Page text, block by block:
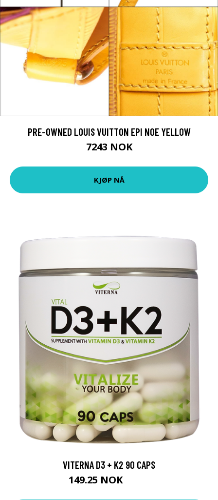
PRE-OWNED LOUIS VUITTON EPI NOE YELLOW
7243 NOK
KJØP NÅ
VITERNA D3 + K2 90 CAPS
149.25 NOK